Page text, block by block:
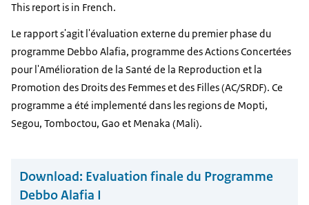
This report is in French.
Le rapport s'agit l'évaluation externe du premier phase du
programme Debbo Alafia, programme des Actions Concertées
pour l'Amélioration de la Santé de la Reproduction et la
Promotion des Droits des Femmes et des Filles (AC/SRDF). Ce
programme a été implementé dans les regions de Mopti,
Segou, Tomboctou, Gao et Menaka (Mali).
Download: Evaluation finale du Programme
Debbo Alafia I